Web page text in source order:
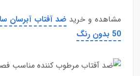
مشاهده و خرید
50 بدون رنگ